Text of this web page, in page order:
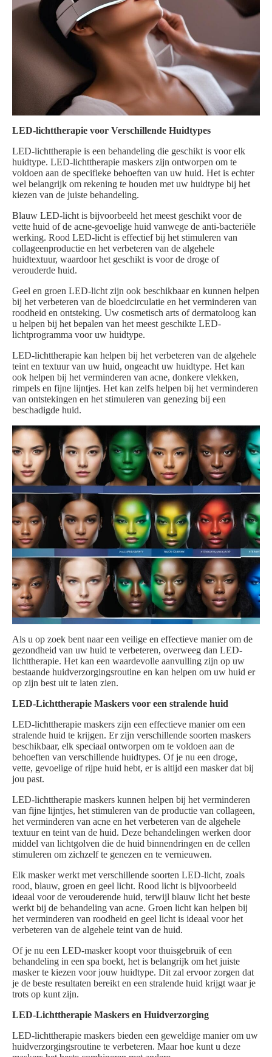
LED-lichttherapie voor Verschillende Huidtypes
LED-lichttherapie is een behandeling die geschikt is voor elk
huidtype. LED-lichttherapie maskers zijn ontworpen om te
voldoen aan de specifieke behoeften van uw huid. Het is echter
wel belangrijk om rekening te houden met uw huidtype bij het
kiezen van de juiste behandeling.
Blauw LED-licht is bijvoorbeeld het meest geschikt voor de
vette huid of de acne-gevoelige huid vanwege de anti-bacteriële
werking. Rood LED-licht is effectief bij het stimuleren van
collageenproductie en het verbeteren van de algehele
huidtextuur, waardoor het geschikt is voor de droge of
verouderde huid.
Geel en groen LED-licht zijn ook beschikbaar en kunnen helpen
bij het verbeteren van de bloedcirculatie en het verminderen van
roodheid en ontsteking. Uw cosmetisch arts of dermatoloog kan
u helpen bij het bepalen van het meest geschikte LED-
lichtprogramma voor uw huidtype.
LED-lichttherapie kan helpen bij het verbeteren van de algehele
teint en textuur van uw huid, ongeacht uw huidtype. Het kan
ook helpen bij het verminderen van acne, donkere vlekken,
rimpels en fijne lijntjes. Het kan zelfs helpen bij het verminderen
van ontstekingen en het stimuleren van genezing bij een
beschadigde huid.
Als u op zoek bent naar een veilige en effectieve manier om de
gezondheid van uw huid te verbeteren, overweeg dan LED-
lichttherapie. Het kan een waardevolle aanvulling zijn op uw
bestaande huidverzorgingsroutine en kan helpen om uw huid er
op zijn best uit te laten zien.
LED-Lichttherapie Maskers voor een stralende huid
LED-lichttherapie maskers zijn een effectieve manier om een
stralende huid te krijgen. Er zijn verschillende soorten maskers
beschikbaar, elk speciaal ontworpen om te voldoen aan de
behoeften van verschillende huidtypes. Of je nu een droge,
vette, gevoelige of rijpe huid hebt, er is altijd een masker dat bij
jou past.
LED-lichttherapie maskers kunnen helpen bij het verminderen
van fijne lijntjes, het stimuleren van de productie van collageen,
het verminderen van acne en het verbeteren van de algehele
textuur en teint van de huid. Deze behandelingen werken door
middel van lichtgolven die de huid binnendringen en de cellen
stimuleren om zichzelf te genezen en te vernieuwen.
Elk masker werkt met verschillende soorten LED-licht, zoals
rood, blauw, groen en geel licht. Rood licht is bijvoorbeeld
ideaal voor de verouderende huid, terwijl blauw licht het beste
werkt bij de behandeling van acne. Groen licht kan helpen bij
het verminderen van roodheid en geel licht is ideaal voor het
verbeteren van de algehele teint van de huid.
Of je nu een LED-masker koopt voor thuisgebruik of een
behandeling in een spa boekt, het is belangrijk om het juiste
masker te kiezen voor jouw huidtype. Dit zal ervoor zorgen dat
je de beste resultaten bereikt en een stralende huid krijgt waar je
trots op kunt zijn.
LED-Lichttherapie Maskers en Huidverzorging
LED-lichttherapie maskers bieden een geweldige manier om uw
huidverzorgingsroutine te verbeteren. Maar hoe kunt u deze